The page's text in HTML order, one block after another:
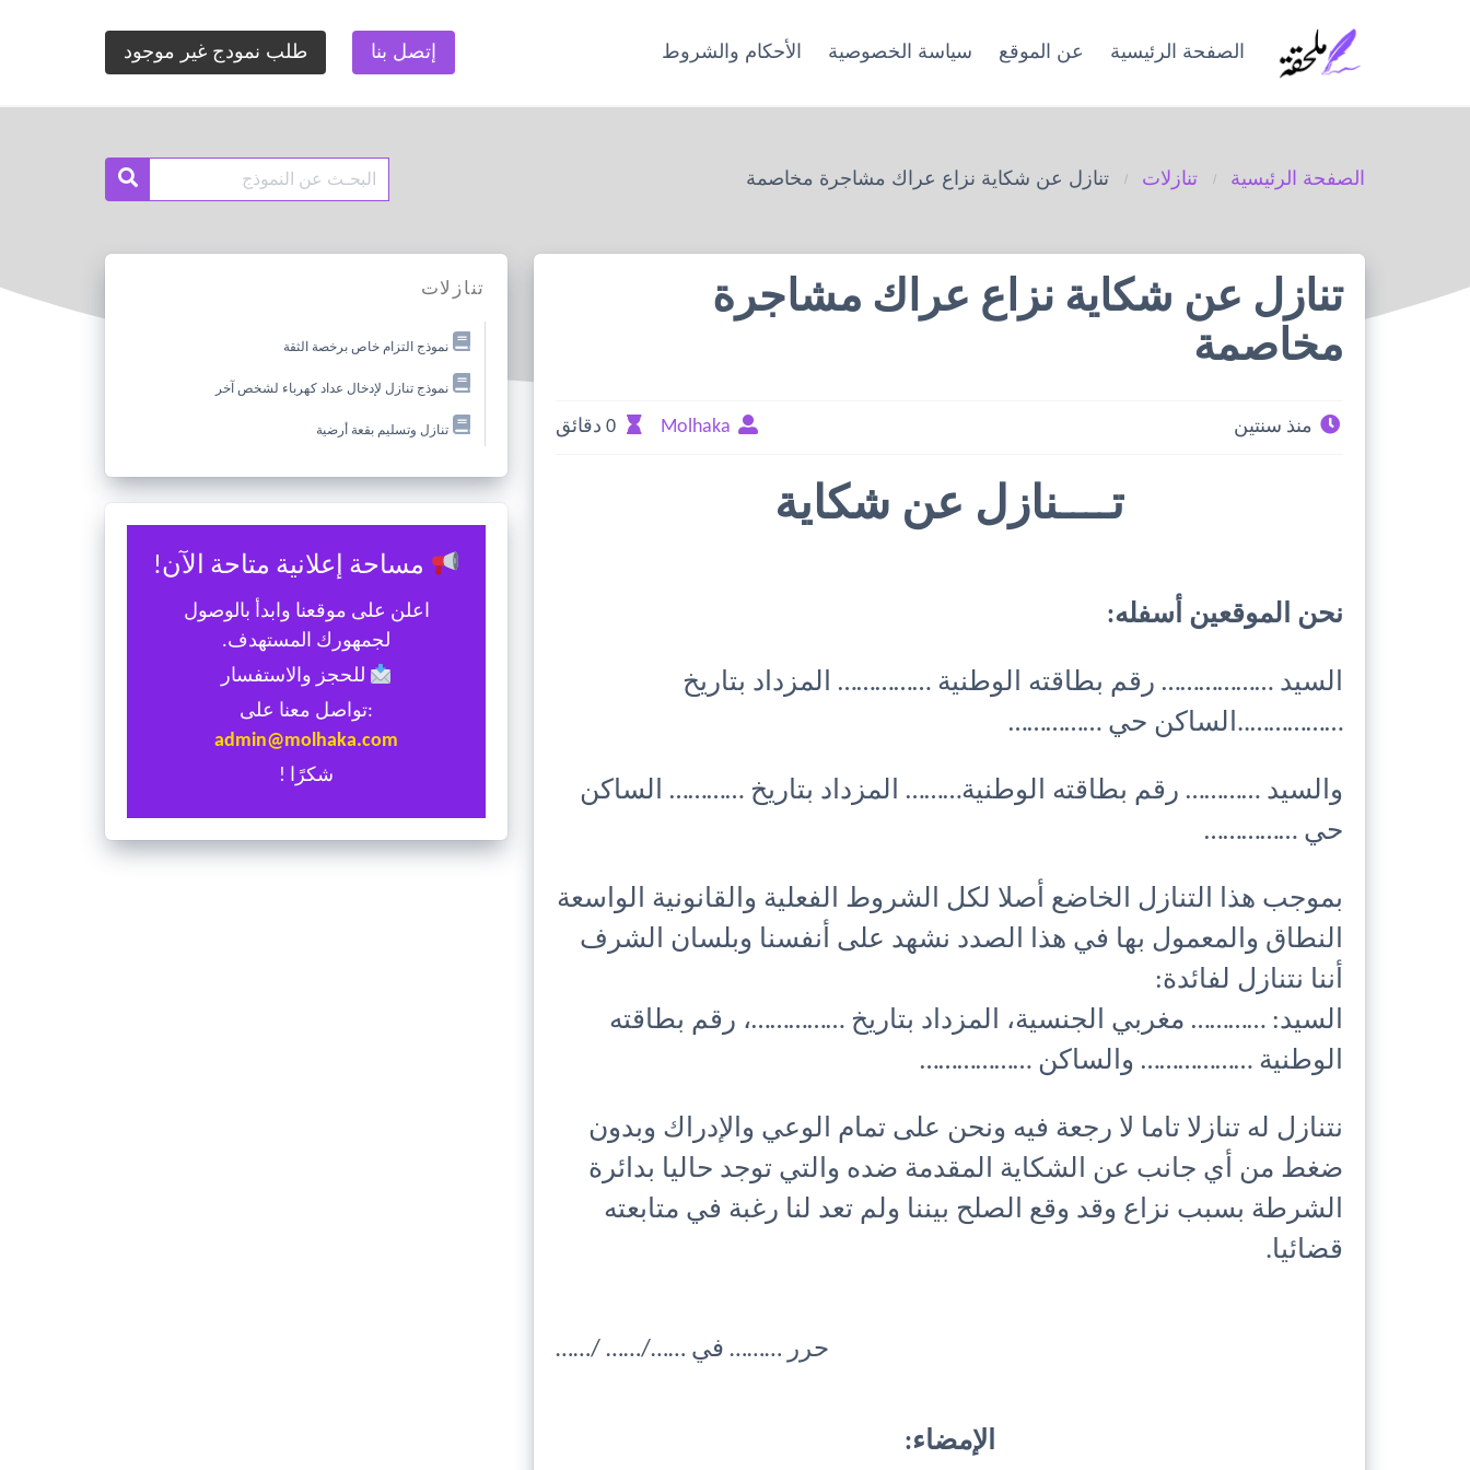
الصفحة الرئيسية عن الموقع سياسة الخصوصية الأحكام والشروط إتصل بنا طلب نمودج غير موجود
الصفحة الرئيسية تنازلات تنازل عن شكاية نزاع عراك مشاجرة مخاصمة
Search
Search
تنازلات
نموذج التزام خاص برخصة الثقة
نموذج تنازل لإدخال عداد كهرباء لشخص آخر
تنازل وتسليم بقعة أرضية
مساحة إعلانية متاحة الآن!
اعلن على موقعنا وابدأ بالوصول
لجمهورك المستهدف.
للحجز والاستفسار
:تواصل معنا على
admin@molhaka.com
شكرًا !
تنازل عن شكاية نزاع عراك مشاجرة
مخاصمة
منذ سنتين Molhaka 0 دقائق
تــــنازل عن شكاية
نحن الموقعين أسفله:
السيد ……………… رقم بطاقته الوطنية …………… المزداد بتاريخ
……………..الساكن حي ……………
والسيد ………… رقم بطاقته الوطنية……… المزداد بتاريخ ………… الساكن
حي ……………
بموجب هذا التنازل الخاضع أصلا لكل الشروط الفعلية والقانونية الواسعة
النطاق والمعمول بها في هذا الصدد نشهد على أنفسنا وبلسان الشرف
أننا نتنازل لفائدة:
السيد: ………… مغربي الجنسية، المزداد بتاريخ ……………، رقم بطاقته
الوطنية ……………… والساكن ………………
نتنازل له تنازلا تاما لا رجعة فيه ونحن على تمام الوعي والإدراك وبدون
ضغط من أي جانب عن الشكاية المقدمة ضده والتي توجد حاليا بدائرة
الشرطة بسبب نزاع وقد وقع الصلح بيننا ولم تعد لنا رغبة في متابعته
قضائيا.
حرر ……… في ……/…… /……
الإمضاء: